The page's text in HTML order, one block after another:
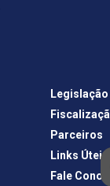
Legislação
Parceiros
Links Úteis
Fale